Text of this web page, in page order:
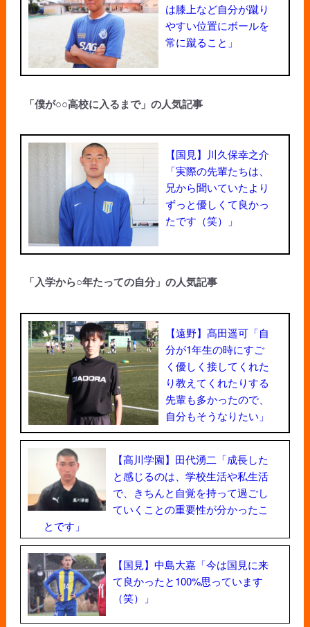
は膝上など自分が蹴り
やすい位置にボールを
常に蹴ること」
「僕が○○高校に入るまで」の人気記事
【国見】川久保幸之介
「実際の先輩たちは、
兄から聞いていたより
ずっと優しくて良かっ
たです（笑）」
「入学から○年たっての自分」の人気記事
【遠野】髙田遥可「自
分が1年生の時にすご
く優しく接してくれた
り教えてくれたりする
先輩も多かったので、
自分もそうなりたい」
【高川学園】田代湧二「成長した
と感じるのは、学校生活や私生活
で、きちんと自覚を持って過ごし
ていくことの重要性が分かったこ
とです」
【国見】中島大嘉「今は国見に来
て良かったと100%思っています
（笑）」